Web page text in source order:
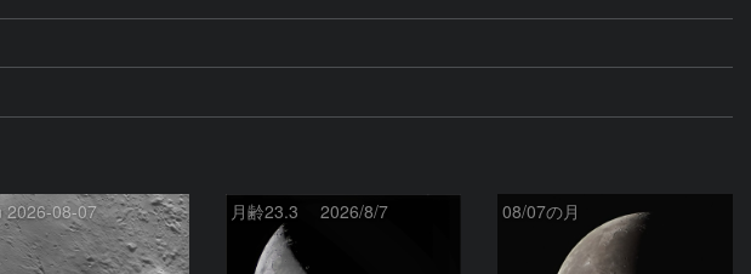
2026-08-07 月齢23.3 2026/8/7 08/07の月